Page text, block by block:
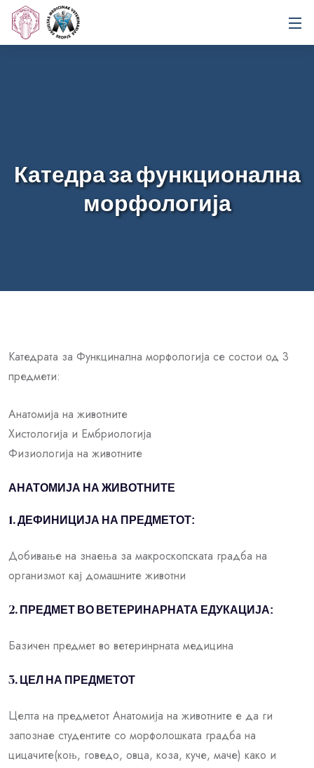
Катедра за функционална
морфологија
Катедрата за Функцинална морфологија се состои од 3
предмети:
Анатомија на животните
Хистологија и Ембриологија
Физиологија на животните
АНАТОМИЈА НА ЖИВОТНИТЕ
1. ДЕФИНИЦИЈА НА ПРЕДМЕТОТ:
Добивање на знаења за макроскопската градба на
организмот кај домашните животни
2. ПРЕДМЕТ ВО ВЕТЕРИНАРНАТА ЕДУКАЦИЈА:
Базичен предмет во ветеринрната медицина
3. ЦЕЛ НА ПРЕДМЕТОТ
Целта на предметот Анатомија на животните е да ги
запознае студентите со морфолошката градба на
цицачите(коњ, говедо, овца, коза, куче, маче) како и